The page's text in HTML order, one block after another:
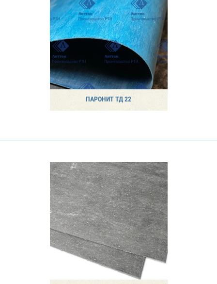
ПАРОНИТ ТД 22